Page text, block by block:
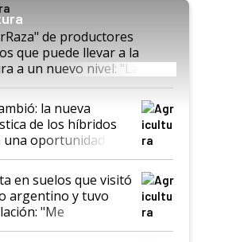
de productores
que puede llevar a la
a un nuevo nivel: "Las
de crecimiento son
la nueva
de los híbridos
oportunidad en
en suelos que visitó
argentino y tuvo
"Me
mucho"